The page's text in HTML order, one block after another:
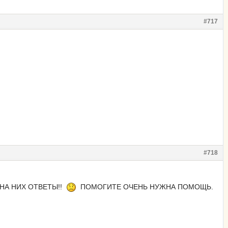
#717
#718
НА НИХ ОТВЕТЫ!! ПОМОГИТЕ ОЧЕНЬ НУЖНА ПОМОЩЬ.